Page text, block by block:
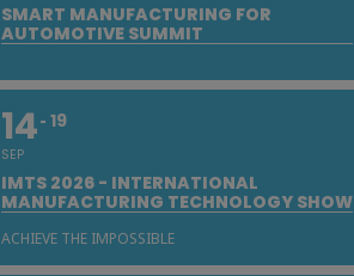
SMART MANUFACTURING FOR
AUTOMOTIVE SUMMIT
14
SEP
19
IMTS 2026 - INTERNATIONAL
MANUFACTURING TECHNOLOGY SHOW
ACHIEVE THE IMPOSSIBLE